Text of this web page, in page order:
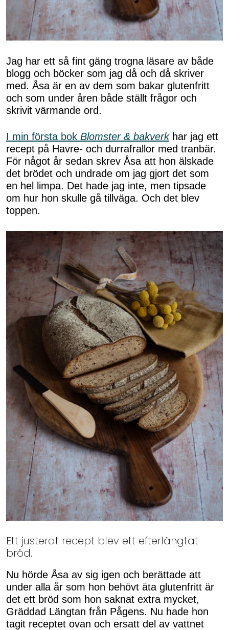
Jag har ett så fint gäng trogna läsare av både
blogg och böcker som jag då och då skriver
med. Åsa är en av dem som bakar glutenfritt
och som under åren både ställt frågor och
skrivit värmande ord.
I min första bok Blomster & bakverkhar jag ett
recept på Havre- och durrafrallor med tranbär.
För något år sedan skrev Åsa att hon älskade
det brödet och undrade om jag gjort det som
en hel limpa. Det hade jag inte, men tipsade
om hur hon skulle gå tillväga. Och det blev
toppen.
Ett justerat recept blev ett efterlängtat
bröd.
Nu hörde Åsa av sig igen och berättade att
under alla år som hon behövt äta glutenfritt är
det ett bröd som hon saknat extra mycket,
Gräddad Längtan från Pågens. Nu hade hon
tagit receptet ovan och ersatt del av vattnet